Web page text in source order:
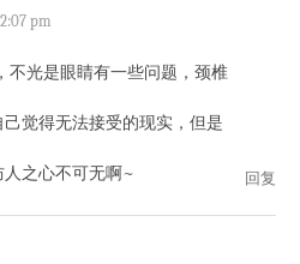
pm
不光是眼睛有一些问题，颈椎
觉得无法接受的现实，但是
之心不可无啊~
回复